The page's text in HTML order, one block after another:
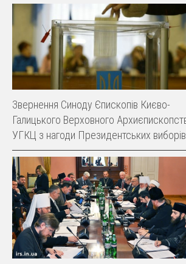
Звернення Синоду Єпископів Києво-
Галицького Верховного
УГКЦ з нагоди Президентських виборів